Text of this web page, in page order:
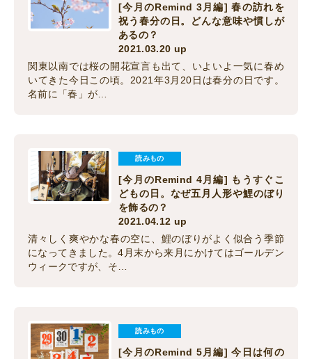
[今月のRemind 3月編] 春の訪れを
祝う春分の日。どんな意味や慣しが
あるの？
2021.03.20 up
関東以南では桜の開花宣言も出て、いよいよ一気に春め
いてきた今日この頃。2021年3月20日は春分の日です。
名前に「春」が…
読みもの
[今月のRemind 4月編] もうすぐこ
どもの日。なぜ五月人形や鯉のぼり
を飾るの？
2021.04.12 up
清々しく爽やかな春の空に、鯉のぼりがよく似合う季節
になってきました。4月末から来月にかけてはゴールデン
ウィークですが、そ…
読みもの
[今月のRemind 5月編] 今日は何の